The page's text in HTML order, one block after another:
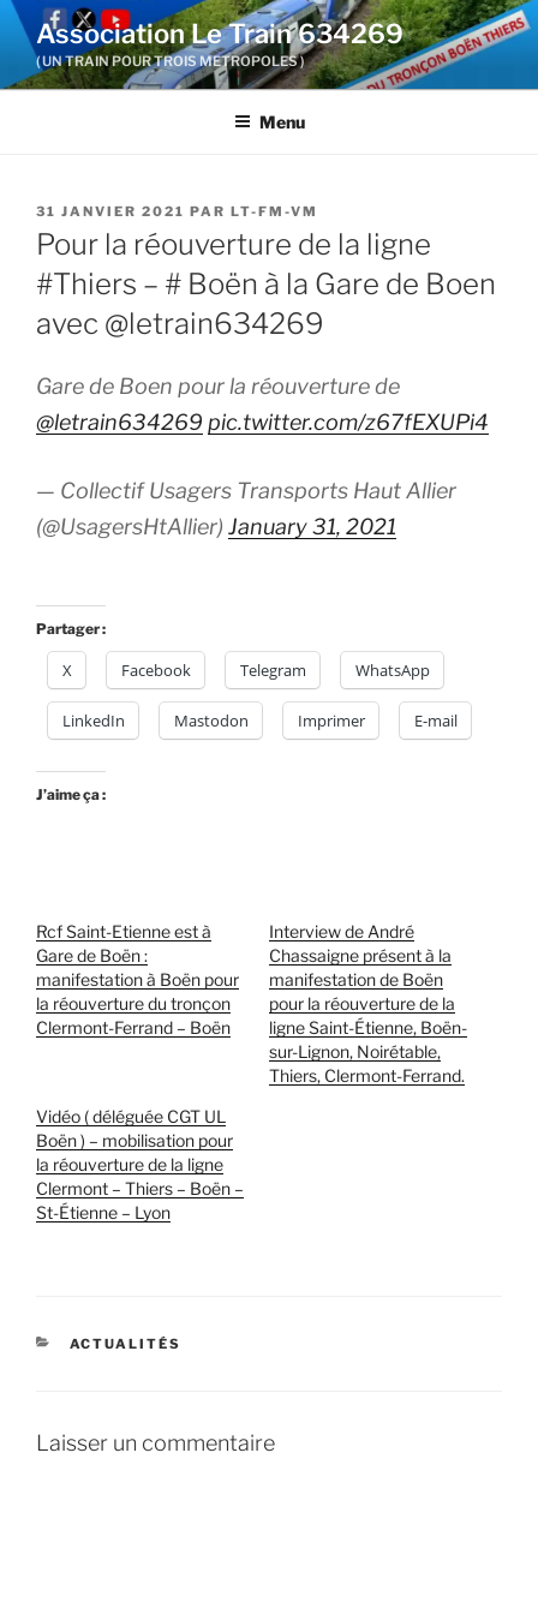
Aller
contenu
Association Le Train 634269
( UN TRAIN POUR TROIS METROPOLES )
Menu
PUBLIÉ
LE
31 JANVIER 2021 PAR LT-FM-VM
Pour la réouverture de la ligne
#Thiers – # Boën à la Gare de Boen
avec @letrain634269
Gare de Boen pour la réouverture de
@letrain634269 pic.twitter.com/z67fEXUPi4
— Collectif Usagers Transports Haut Allier
(@UsagersHtAllier) January 31, 2021
Partager :
X Facebook Telegram WhatsApp
LinkedIn Mastodon Imprimer E-mail
J’aime ça :
Rcf Saint-Etienne est à
Gare de Boën :
manifestation à Boën pour
la réouverture du tronçon
Clermont-Ferrand – Boën
Interview de André
Chassaigne présent à la
manifestation de Boën
pour la réouverture de la
ligne Saint-Étienne, Boën-
sur-Lignon, Noirétable,
Thiers, Clermont-Ferrand.
Vidéo ( déléguée CGT UL
Boën ) – mobilisation pour
la réouverture de la ligne
Clermont – Thiers – Boën –
St-Étienne – Lyon
CATÉGORIES
ACTUALITÉS
Laisser un commentaire